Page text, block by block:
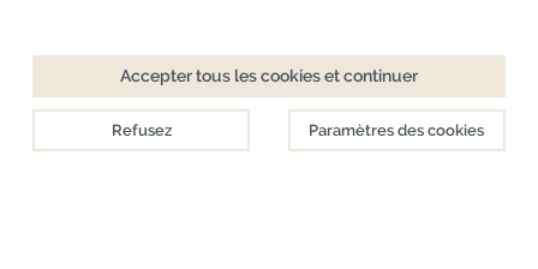
Accepter tous les cookies et continuer
Refusez Paramètres des cookies